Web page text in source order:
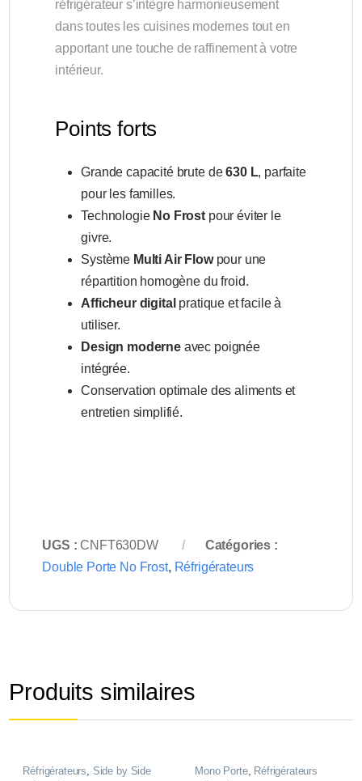
réfrigérateur s’intègre harmonieusement
dans toutes les cuisines modernes tout en
apportant une touche de raffinement à votre
intérieur.
Points forts
Grande capacité brute de630 L, parfaite
pour les familles.
Technologie No Frost pour éviter le
givre.
Système Multi Air Flowpour une
répartition homogène du froid.
Afficheur digital pratique et facile à
utiliser.
Design moderneavec poignée
intégrée.
Conservation optimale des aliments et
entretien simplifié.
UGS :CNFT630DW
Catégories :
Double Porte No Frost, Réfrigérateurs
Produits similaires
Réfrigérateurs, Side by Side
Mono Porte, Réfrigérateurs